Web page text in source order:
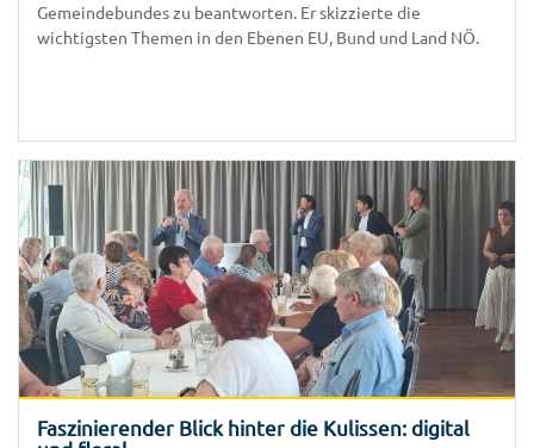
Gemeindebundes zu beantworten. Er skizzierte die
wichtigsten Themen in den Ebenen EU, Bund und Land NÖ.
Faszinierender Blick hinter die Kulissen: digital